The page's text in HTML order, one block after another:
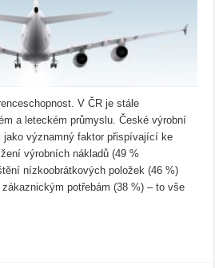
V ČR je stále
a leteckém průmyslu. České výrobní
významný faktor přispívající ke
výrobních nákladů (49 %
nízkoobrátkových položek (46 %)
potřebám (38 %) – to vše